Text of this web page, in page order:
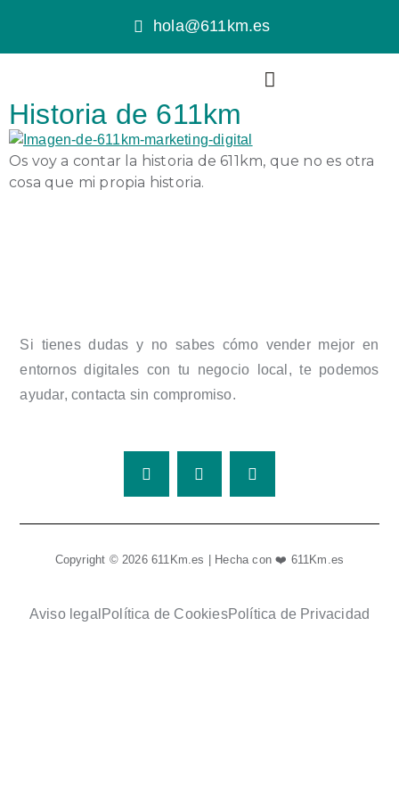
hola@611km.es
Historia de 611km
Os voy a contar la historia de 611km, que no es otra
cosa que mi propia historia.
Si tienes dudas y no sabes cómo vender mejor en
entornos digitales con tu negocio local, te podemos
ayudar, contacta sin compromiso.
Copyright © 2026 611Km.es | Hecha con ❤️ 611Km.es
Aviso legal Política de CookiesPolítica de Privacidad